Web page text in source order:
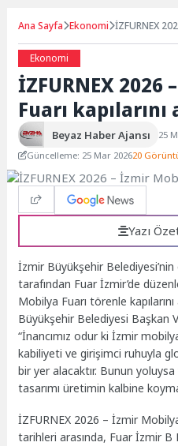
Ana Sayfa Ekonomi İZFURNEX
Ekonomi
İZFURNEX
Fuarı kapılarını
Beyaz Haber Ajansı
25
Güncelleme: 25 Mar 202620
Yazı
İzmir Büyükşehir Belediyesi’nin
tarafından Fuar İzmir’de
Mobilya Fuarı törenle
Büyükşehir Belediyesi Başkan
“İnancımız odur ki İzmir
kabiliyeti ve girişimci ruhuyla
bir yer alacaktır. Bunun
tasarımı üretimin kalbine
İZFURNEX 2026 – İzmir
tarihleri arasında, Fuar İzmir